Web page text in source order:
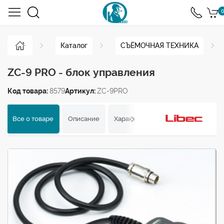
0
Каталог СЪЁМОЧНАЯ ТЕХНИКА
ZC-9 PRO - блок управления
Код товара:8579Артикул:ZC-9PRO
Все о товаре Описание Характеристики Отзывы